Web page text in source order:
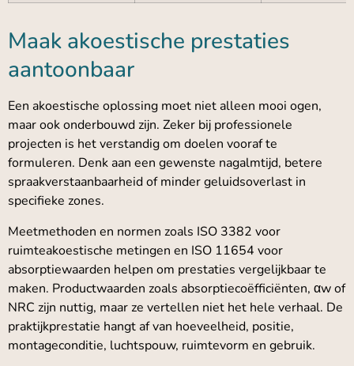
Maak akoestische prestaties
aantoonbaar
Een akoestische oplossing moet niet alleen mooi ogen,
maar ook onderbouwd zijn. Zeker bij professionele
projecten is het verstandig om doelen vooraf te
formuleren. Denk aan een gewenste nagalmtijd, betere
spraakverstaanbaarheid of minder geluidsoverlast in
specifieke zones.
Meetmethoden en normen zoals ISO 3382 voor
ruimteakoestische metingen en ISO 11654 voor
absorptiewaarden helpen om prestaties vergelijkbaar te
maken. Productwaarden zoals absorptiecoëfficiënten, αw of
NRC zijn nuttig, maar ze vertellen niet het hele verhaal. De
praktijkprestatie hangt af van hoeveelheid, positie,
montageconditie, luchtspouw, ruimtevorm en gebruik.